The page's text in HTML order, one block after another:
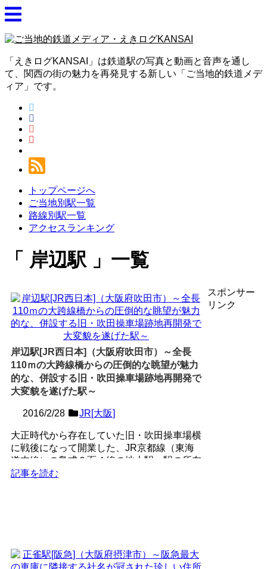
「えきログKANSAI」は鉄道駅の写真と動画と音声を通し
て、関西の街の魅力を再発見する新しい「ご当地的鉄道メデ
ィア」です。
トップページへ
ご当地別駅一覧
路線別駅一覧
アクセスランキング
岸辺駅 一覧
岸辺駅[JR西日本]（大阪府吹田市）～全長
110ｍの大跨線橋からの圧倒的な眺望が魅力
的な、併設する旧・吹田操車場跡地再開発で
大変貌を遂げた駅～
2016/2/28 JR[大阪]
大正時代から存在していた旧・吹田操車場横
に戦後になって開業した、JR京都線（東海
道本線）の島式２面４線の地上駅。駅の所在
地は「岸部」だが、駅...
記事を読む
スポンサー
リンク